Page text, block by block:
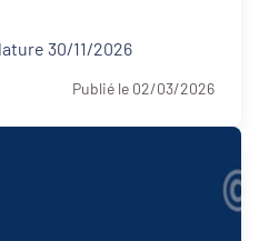
30/11/2026
Publié le 02/03/2026